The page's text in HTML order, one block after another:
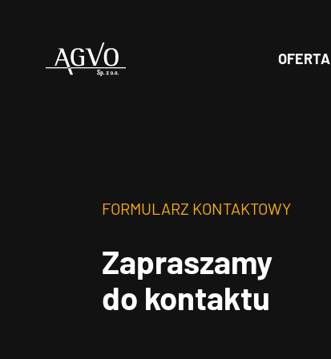
Header
OFERTA
FORMULARZ KONTAKTOWY
Zapraszamy
do kontaktu